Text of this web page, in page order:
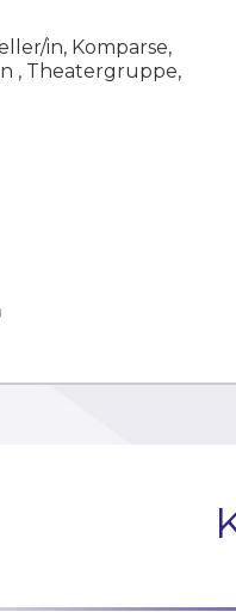
in, Komparse,
, Theatergruppe,